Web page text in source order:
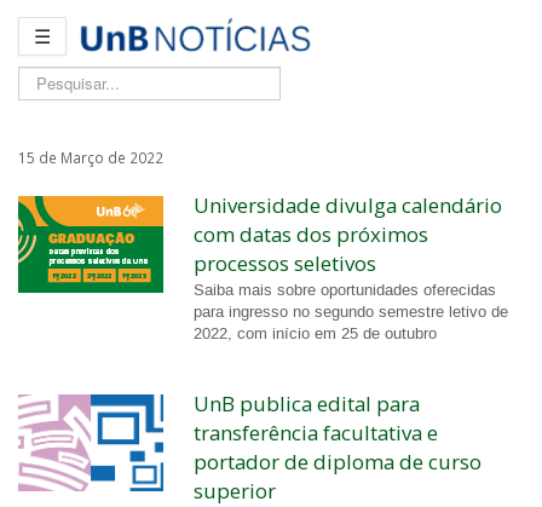
☰
Pesquisar...
15 de Março de 2022
Universidade divulga calendário
com datas dos próximos
processos seletivos
Saiba mais sobre oportunidades oferecidas
para ingresso no segundo semestre letivo de
2022, com início em 25 de outubro
UnB publica edital para
transferência facultativa e
portador de diploma de curso
superior